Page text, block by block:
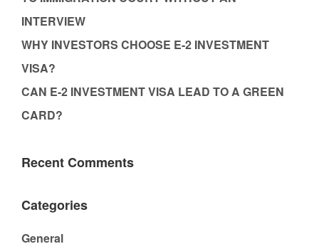
INTERVIEW
WHY INVESTORS CHOOSE E-2 INVESTMENT
VISA?
CAN E-2 INVESTMENT VISA LEAD TO A GREEN
CARD?
Recent Comments
Categories
General